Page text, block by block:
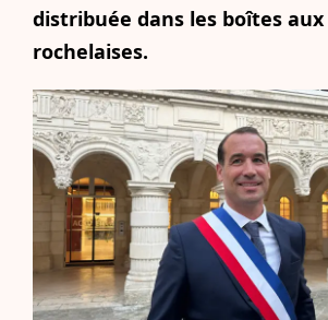
distribuée dans les boîtes
rochelaises.